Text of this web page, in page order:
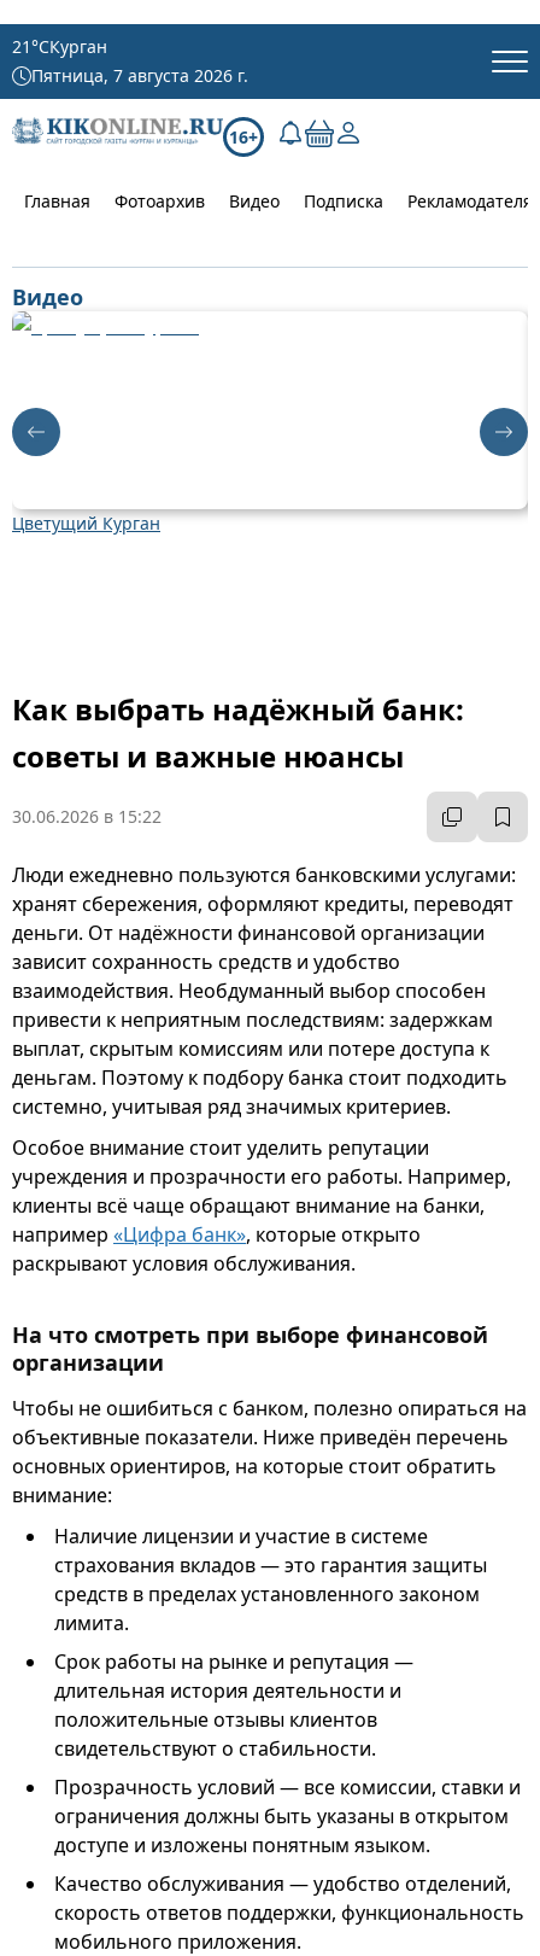
21°CКурган
Пятница, 7 августа 2026 г.
16+
Главная Фотоархив Видео Подписка
Видео
Цветущий Курган
Как выбрать надёжный банк:
советы и важные нюансы
30.06.2026 в 15:22
Люди ежедневно пользуются банковскими услугами:
хранят сбережения, оформляют кредиты, переводят
деньги. От надёжности финансовой организации
зависит сохранность средств и удобство
взаимодействия. Необдуманный выбор способен
привести к неприятным последствиям: задержкам
выплат, скрытым комиссиям или потере доступа к
деньгам. Поэтому к подбору банка стоит подходить
системно, учитывая ряд значимых критериев.
Особое внимание стоит уделить репутации
учреждения и прозрачности его работы. Например,
клиенты всё чаще обращают внимание на банки,
например «Цифра банк», которые открыто
раскрывают условия обслуживания.
На что смотреть при выборе финансовой
организации
Чтобы не ошибиться с банком, полезно опираться на
объективные показатели. Ниже приведён перечень
основных ориентиров, на которые стоит обратить
внимание:
Наличие лицензии и участие в системе
страхования вкладов — это гарантия защиты
средств в пределах установленного законом
лимита.
Срок работы на рынке и репутация —
длительная история деятельности и
положительные отзывы клиентов
свидетельствуют о стабильности.
Прозрачность условий — все комиссии, ставки и
ограничения должны быть указаны в открытом
доступе и изложены понятным языком.
Качество обслуживания — удобство отделений,
скорость ответов поддержки, функциональность
мобильного приложения.